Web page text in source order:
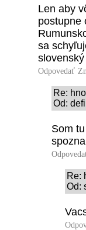
Len aby
postupne
sa
Odpovedať
Re:
Od:
Som
Re:
Od: